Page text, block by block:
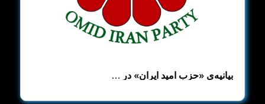
بیانیه‌ی «حزب امید ایران» در …